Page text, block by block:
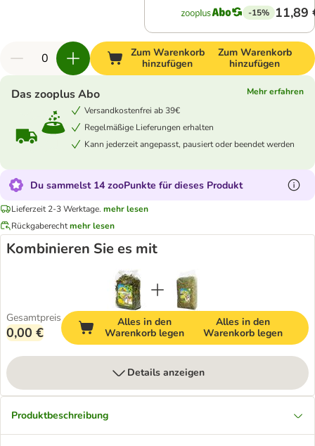
-15% 11,89
Zum Warenkorb
hinzufügen
Zum Warenkorb
hinzufügen
Das zooplus Abo
Mehr erfahren
Versandkostenfrei ab 39€
Regelmäßige Lieferungen erhalten
Kann jederzeit angepasst, pausiert oder beendet werden
Du sammelst 14 zooPunkte für dieses Produkt
Lieferzeit 2-3 Werktage. mehr lesen
Rückgaberechtmehr lesen
Kombinieren Sie es mit
Gesamtpreis
0,00 €
Alles in den
Warenkorb legen
Alles in den
Warenkorb legen
Details anzeigen
Produktbeschreibung